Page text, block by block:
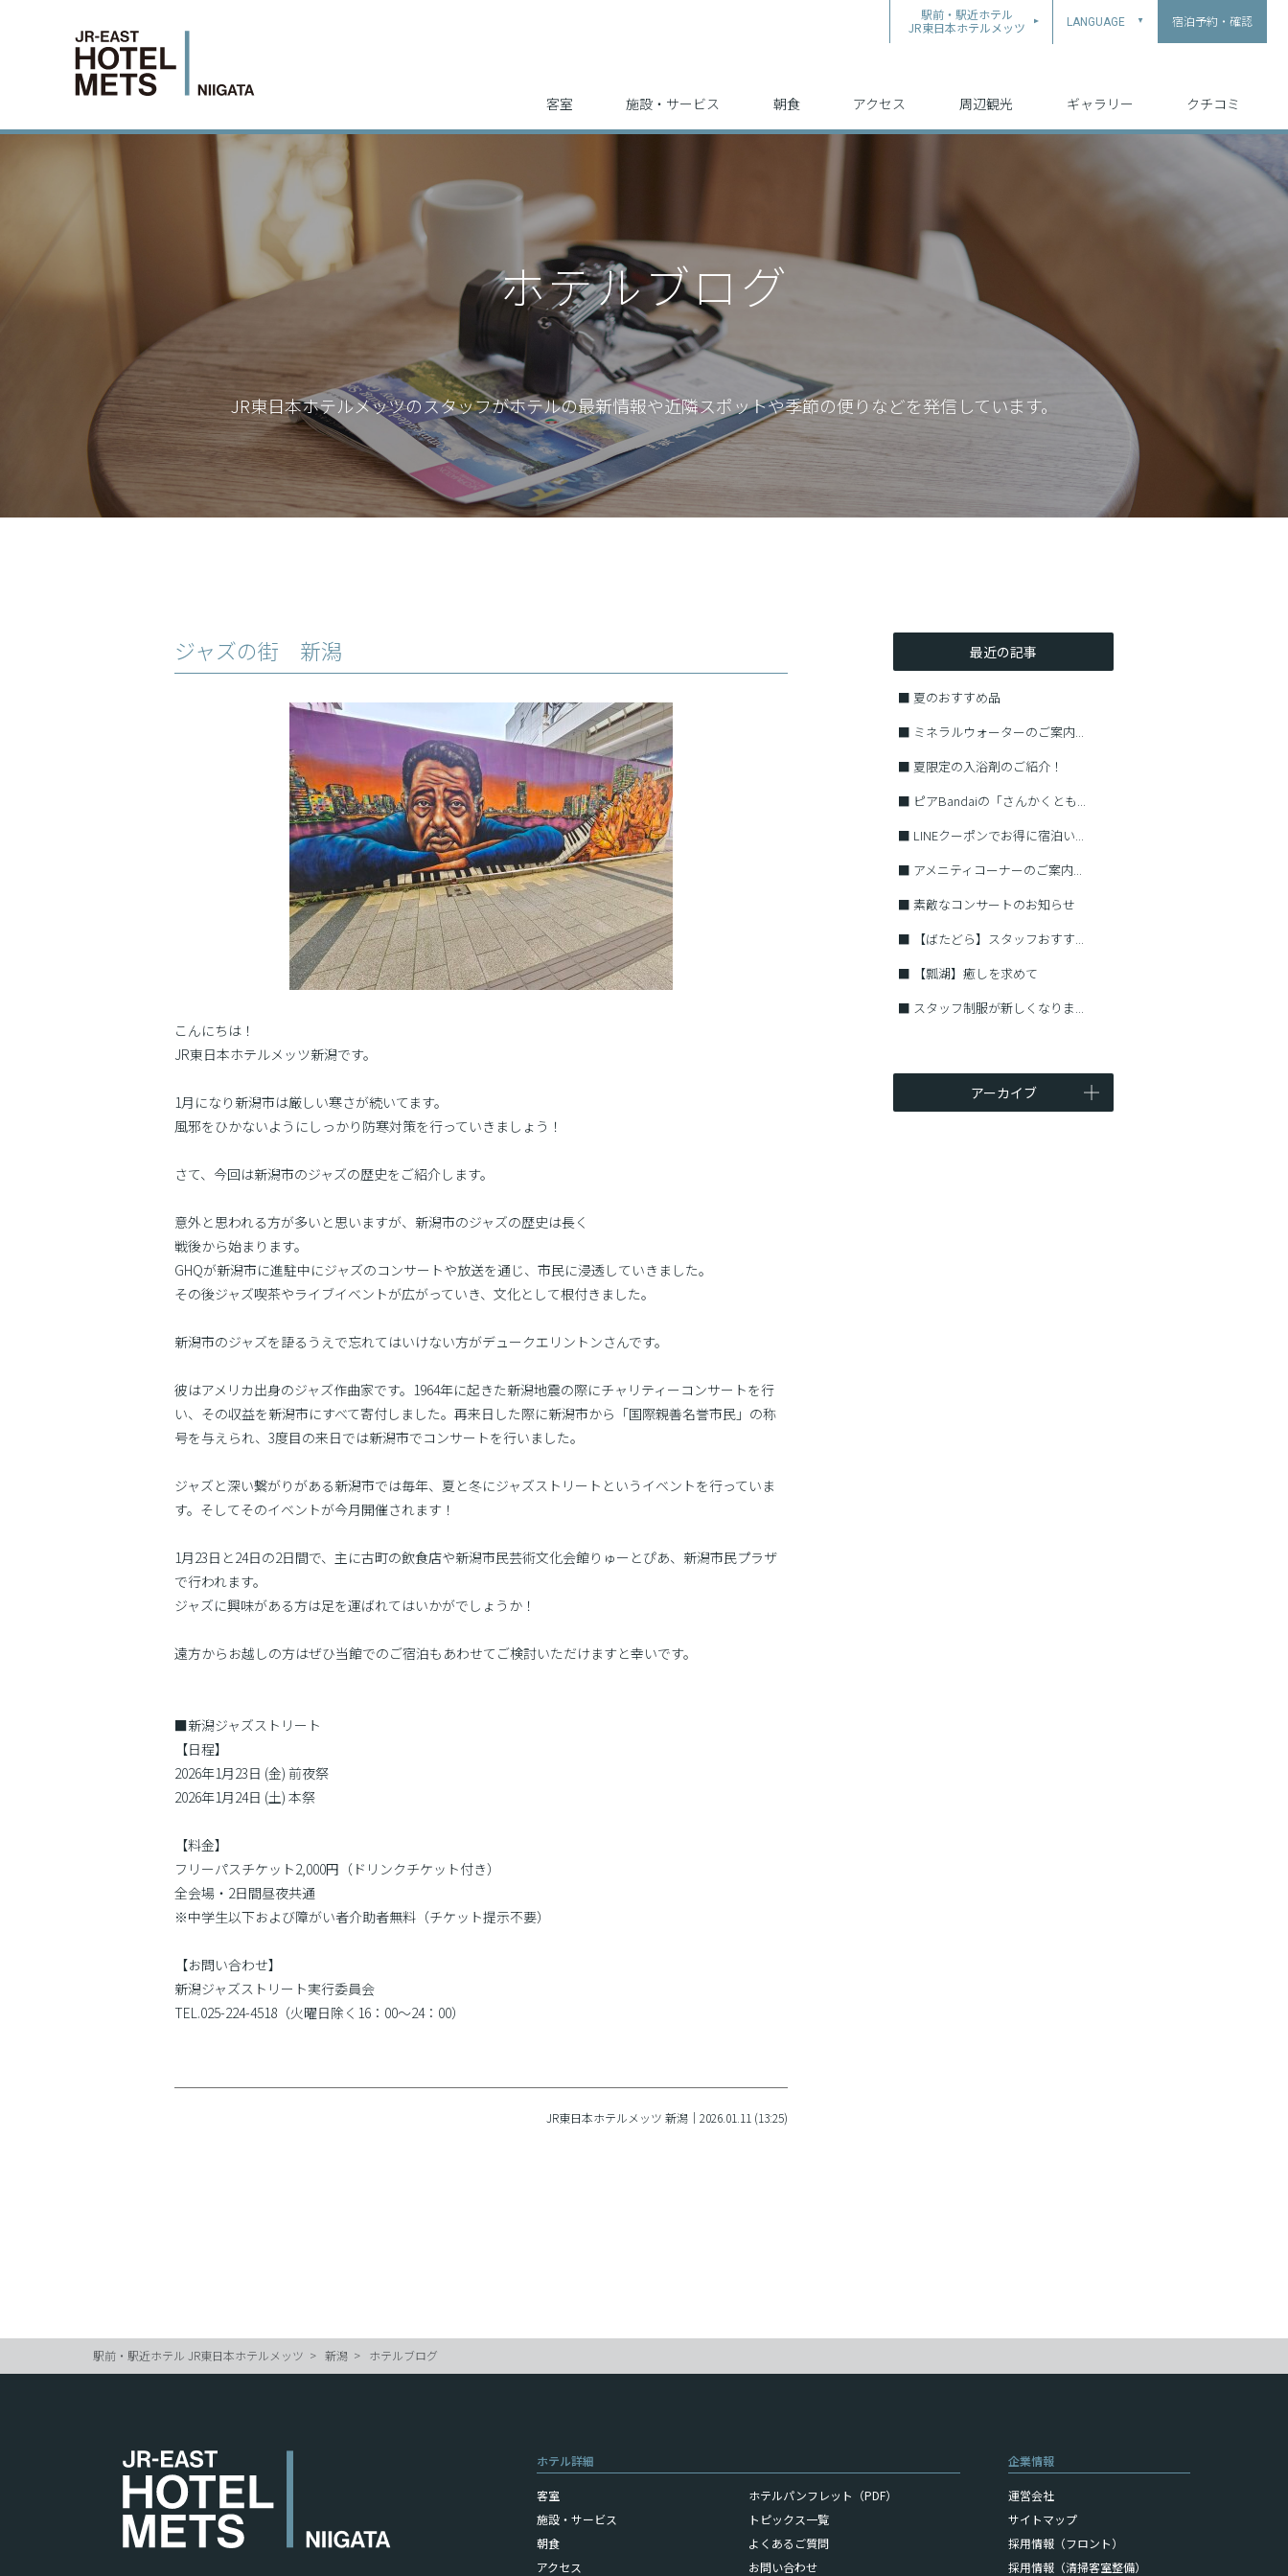
駅前・駅近ホテル
JR東日本ホテルメッツ
LANGUAGE ▲ 宿泊予約・確認
客室 施設・サービス 朝食 アクセス 周辺観光 ギャラリー クチコミ
ホテルブログ
JR東日本ホテルメッツのスタッフがホテルの最新情報や近隣スポットや季節の便りなどを発信しています。
ジャズの街 新潟
こんにちは！
JR東日本ホテルメッツ新潟です。
1月になり新潟市は厳しい寒さが続いてます。
風邪をひかないようにしっかり防寒対策を行っていきましょう！
さて、今回は新潟市のジャズの歴史をご紹介します。
意外と思われる方が多いと思いますが、新潟市のジャズの歴史は長く
戦後から始まります。
GHQが新潟市に進駐中にジャズのコンサートや放送を通じ、市民に浸透していきました。
その後ジャズ喫茶やライブイベントが広がっていき、文化として根付きました。
新潟市のジャズを語るうえで忘れてはいけない方がデュークエリントンさんです。
彼はアメリカ出身のジャズ作曲家です。1964年に起きた新潟地震の際にチャリティーコンサートを行
い、その収益を新潟市にすべて寄付しました。再来日した際に新潟市から「国際親善名誉市民」の称
号を与えられ、3度目の来日では新潟市でコンサートを行いました。
ジャズと深い繋がりがある新潟市では毎年、夏と冬にジャズストリートというイベントを行っていま
す。そしてそのイベントが今月開催されます！
1月23日と24日の2日間で、主に古町の飲食店や新潟市民芸術文化会館りゅーとぴあ、新潟市民プラザ
で行われます。
ジャズに興味がある方は足を運ばれてはいかがでしょうか！
遠方からお越しの方はぜひ当館でのご宿泊もあわせてご検討いただけますと幸いです。
■新潟ジャズストリート
【日程】
2026年1月23日 (金) 前夜祭
2026年1月24日 (土) 本祭
【料金】
フリーパスチケット2,000円（ドリンクチケット付き）
全会場・2日間昼夜共通
※中学生以下および障がい者介助者無料（チケット提示不要）
【お問い合わせ】
新潟ジャズストリート実行委員会
TEL.025-224-4518（火曜日除く16：00〜24：00）
JR東日本ホテルメッツ 新潟｜2026.01.11 (13:25)
最近の記事
■ 夏のおすすめ品
■ ミネラルウォーターのご案内...
■ 夏限定の入浴剤のご紹介！
■ ピアBandaiの「さんかくとも...
■ LINEクーポンでお得に宿泊い...
■ アメニティコーナーのご案内...
■ 素敵なコンサートのお知らせ
■
【ばたどら】スタッフおすす...
■
【瓢湖】癒しを求めて
■ スタッフ制服が新しくなりま...
アーカイブ
駅前・駅近ホテル JR東日本ホテルメッツ 新潟 ホテルブログ
ホテル詳細
客室
施設・サービス
朝食
アクセス
ホテルパンフレット（PDF）
トピックス一覧
よくあるご質問
お問い合わせ
企業情報
運営会社
サイトマップ
採用情報（フロント）
採用情報（清掃客室整備）